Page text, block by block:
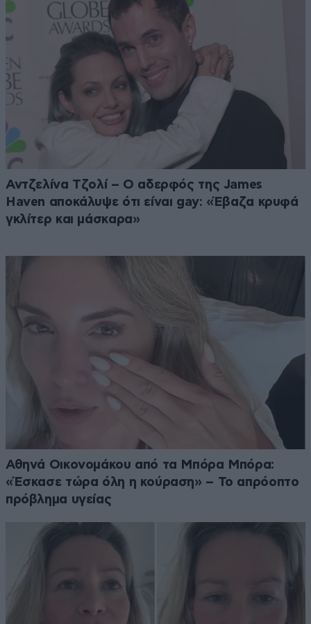
Αντζελίνα Τζολί – Ο αδερφός της James
Haven αποκάλυψε ότι είναι gay: «Έβαζα κρυφά
γκλίτερ και μάσκαρα»
Αθηνά Οικονομάκου από τα Μπόρα Μπόρα:
«Έσκασε τώρα όλη η κούραση» – Το απρόοπτο
πρόβλημα υγείας